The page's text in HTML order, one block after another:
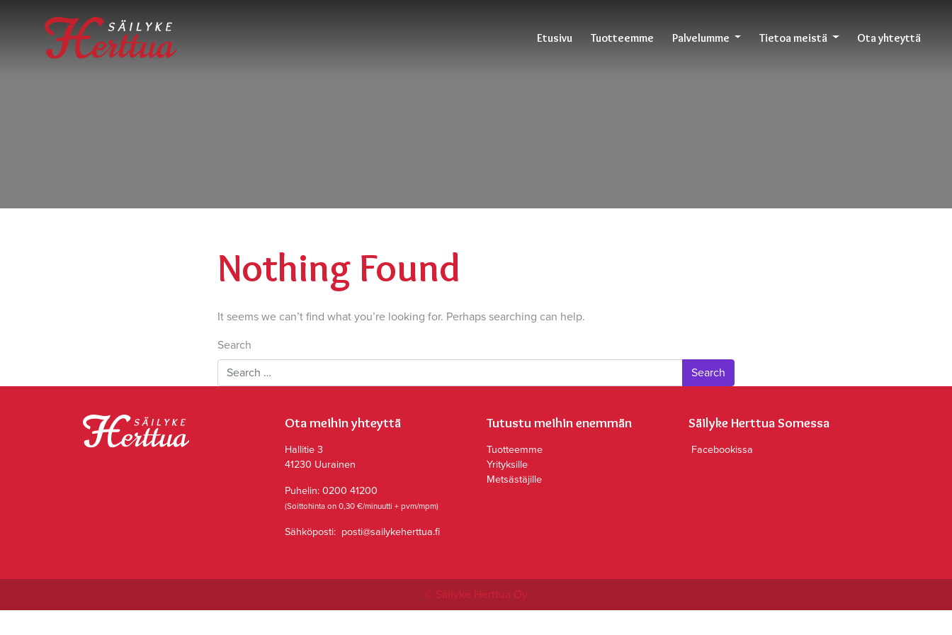
Etusivu Tuotteemme Palvelumme Tietoa meistä Ota yhteyttä
Nothing Found
It seems we can’t find what you’re looking for. Perhaps searching can help.
Search
Ota meihin yhteyttä
Hallitie 3
41230 Uurainen
Puhelin: 0200 41200
(Soittohinta on 0,30 €/minuutti + pvm/mpm)
Sähköposti: posti@sailykeherttua.fi
Tutustu meihin enemmän
Tuotteemme
Yrityksille
Metsästäjille
Säilyke Herttua Somessa
Facebookissa
© Säilyke Herttua Oy